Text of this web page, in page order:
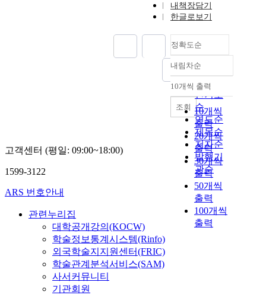
내책장담기
한글로보기
정확도순
정확도
순
인기도
순
연도순
제목순
저자순
발행기
관순
내림차순
내림차순
10개씩 출력
10개씩
출력
20개씩
출력
30개씩
출력
50개씩
출력
100개씩
출력
조회
고객센터 (평일: 09:00~18:00)
1599-3122
ARS 번호안내
관련누리집
대학공개강의(KOCW)
학술정보통계시스템(Rinfo)
외국학술지지원센터(FRIC)
학술관계분석서비스(SAM)
사서커뮤니티
기관회원